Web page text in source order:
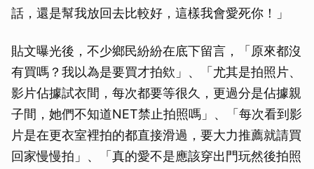
話，還是幫我放回去比較好，這樣我會愛死你！」
貼文曝光後，不少鄉民紛紛在底下留言，「原來都沒
有買嗎？我以為是要買才拍欸」、「尤其是拍照片、
影片佔據試衣間，每次都要等很久，更過分是佔據親
子間，她們不知道NET禁止拍照嗎」、「每次看到影
片是在更衣室裡拍的都直接滑過，要大力推薦就請買
回家慢慢拍」、「真的愛不是應該穿出門玩然後拍照